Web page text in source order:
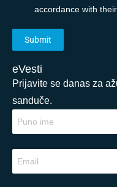
accordance with
eVesti
Prijavite se danas za
sanduče.